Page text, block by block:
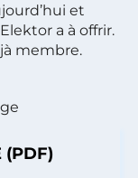
et
a à offrir.
membre.
(PDF)